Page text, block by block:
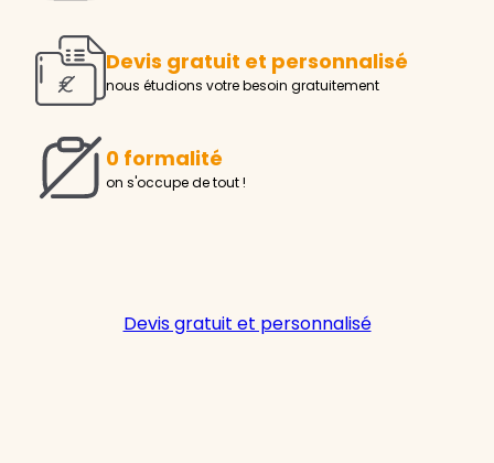
Devis gratuit et personnalisé
nous étudions votre besoin gratuitement
0 formalité
on s'occupe de tout !
Devis gratuit et personnalisé